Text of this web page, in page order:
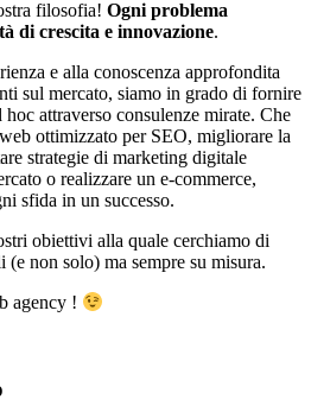
filosofia! Ogni problema
di crescita e innovazione.
e alla conoscenza approfondita
sul mercato, siamo in grado di fornire
attraverso consulenze mirate. Che
ottimizzato per SEO, migliorare la
strategie di marketing digitale
o realizzare un e-commerce,
sfida in un successo.
obiettivi alla quale cerchiamo di
non solo) ma sempre su misura.
agency !